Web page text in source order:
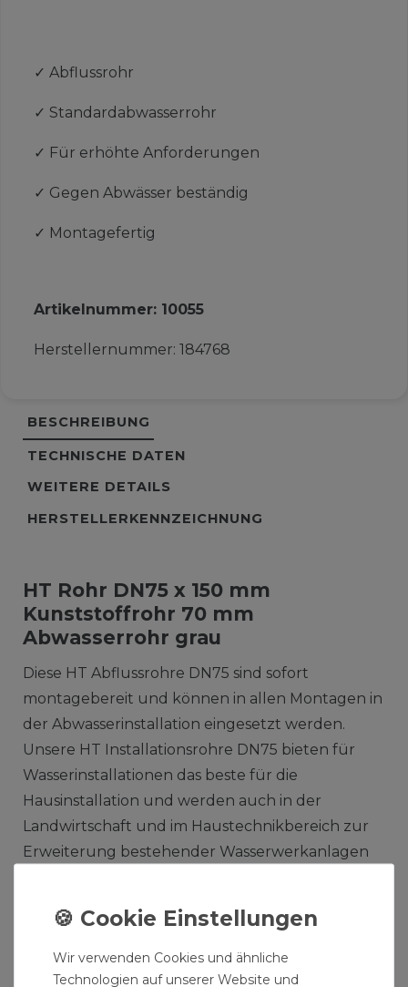
✓ Abflussrohr
✓ Standardabwasserrohr
✓ Für erhöhte Anforderungen
✓ Gegen Abwässer beständig
✓ Montagefertig
Artikelnummer: 10055
Herstellernummer: 184768
BESCHREIBUNG
TECHNISCHE DATEN
WEITERE DETAILS
HERSTELLERKENNZEICHNUNG
HT Rohr DN75 x 150 mm
Kunststoffrohr 70 mm
Abwasserrohr grau
Diese HT Abflussrohre DN75 sind sofort
montagebereit und können in allen Montagen in
der Abwasserinstallation eingesetzt werden.
Unsere HT Installationsrohre DN75 bieten für
Wasserinstallationen das beste für die
Hausinstallation und werden auch in der
Landwirtschaft und im Haustechnikbereich zur
Erweiterung bestehender Wasserwerkanlagen
in der Bauindustrie zur Erweiterung eines
bestehenden Rohrnetzes installiert werden. HT
Ablaufrohre DN75
Wir verwenden Cookies und ähnliche
Technologien auf unserer Website und